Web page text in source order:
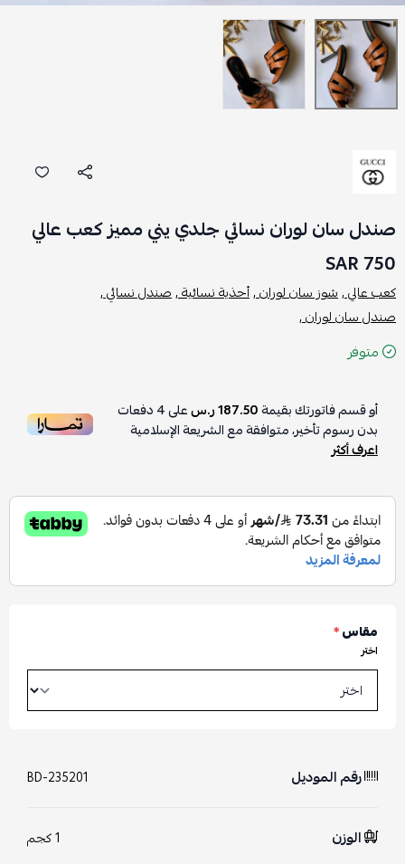
صندل سان لوران نسائي جلدي يني مميز كعب عالي
750 SAR
كعب عالي ,شوز سان لوران ,أحذية نسائية ,صندل نسائي ,
صندل سان لوران ,
متوفر
أو قسم فاتورتك بقيمة187.50 ر.س على4دفعات
بدون رسوم تأخير، متوافقة مع الشريعة الإسلامية
اعرف أكثر
مقاس*
اختر
رقم الموديل BD-235201
الوزن 1 كجم